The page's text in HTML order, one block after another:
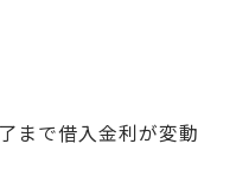
まで借入金利が変動